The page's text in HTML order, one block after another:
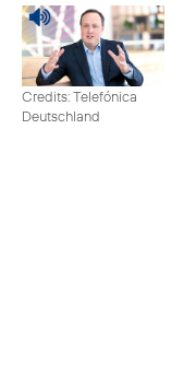
Credits: Telefónica
Deutschland